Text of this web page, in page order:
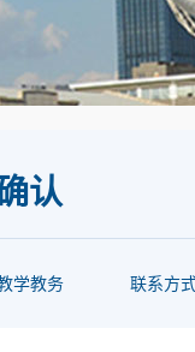
认
学教务 联系方